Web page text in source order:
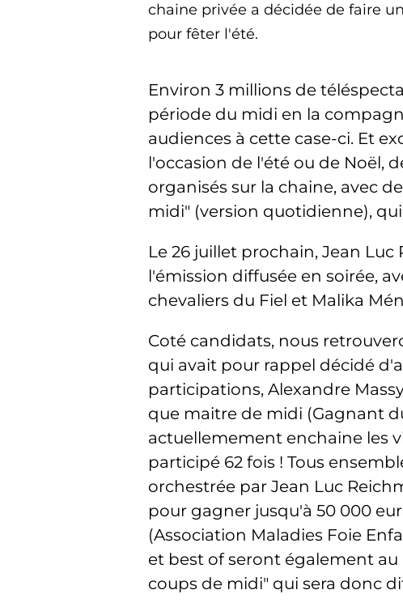
chaine privée a décidée de faire
pour fêter l'été.
Environ 3 millions de
période du midi en la
audiences à cette case-ci. Et
l'occasion de l'été ou de Noël,
organisés sur la chaine, avec
midi" (version quotidienne),
Le 26 juillet prochain, Jean
l'émission diffusée en soirée,
chevaliers du Fiel et Malika
Coté candidats, nous
qui avait pour rappel décidé
participations, Alexandre
que maitre de midi (Gagnant
actuellemement enchaine les
participé 62 fois ! Tous
orchestrée par Jean Luc
pour gagner jusqu'à 50 000
(Association Maladies Foie
et best of seront également
coups de midi" qui sera donc